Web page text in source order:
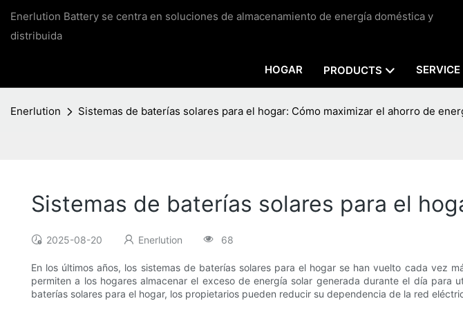
Enerlution Battery se centra en soluciones de almacenamiento de energía doméstica y
distribuida
HOGAR PRODUCTS SERVICE
Enerlution Sistemas de baterías solares para el hogar: Cómo maximizar el ahorro de
Sistemas de baterías solares para el
2025-08-20 Enerlution 68
En los últimos años, los sistemas de baterías solares para el hogar se han vuelto cada vez
permiten a los hogares almacenar el exceso de energía solar generada durante el día
baterías solares para el hogar, los propietarios pueden reducir su dependencia de la red